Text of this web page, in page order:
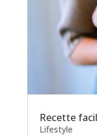
Recette
Lifestyle